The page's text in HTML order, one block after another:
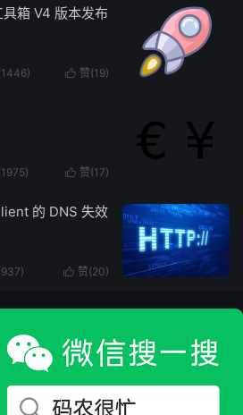
箱 V4 版本发布
 赞(19)
1446)
 赞(17)
1975)
的 DNS 失效
 赞(20)
937)